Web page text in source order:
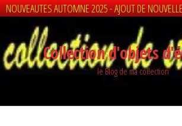
NOUVEAUTES AUTOMNE 2025 - AJOUT DE
contenu
Collection d'objets
le Blog de ma collection